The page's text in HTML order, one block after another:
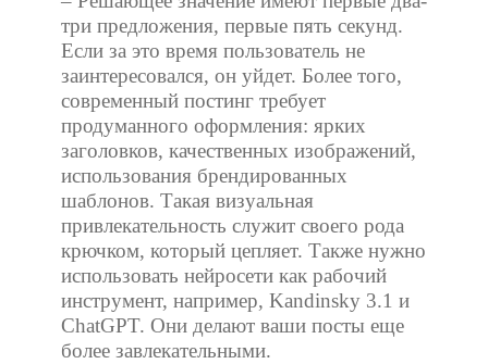
три предложения, первые пять секунд.
Если за это время пользователь не
заинтересовался, он уйдет. Более того,
современный постинг требует
продуманного оформления: ярких
заголовков, качественных изображений,
использования брендированных
шаблонов. Такая визуальная
привлекательность служит своего рода
крючком, который цепляет. Также нужно
использовать нейросети как рабочий
инструмент, например, Kandinsky 3.1 и
ChatGPT. Они делают ваши посты еще
более завлекательными.